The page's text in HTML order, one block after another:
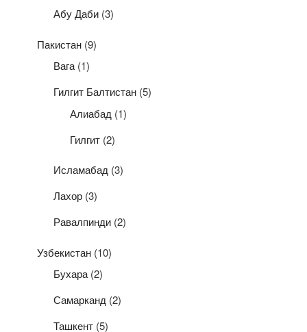
Абу Даби (3)
Пакистан (9)
Вага(1)
Гилгит Балтистан (5)
Алиабад (1)
Гилгит (2)
Исламабад (3)
Лахор (3)
Равалпинди (2)
Узбекистан (10)
Бухара(2)
Самарканд (2)
Ташкент (5)